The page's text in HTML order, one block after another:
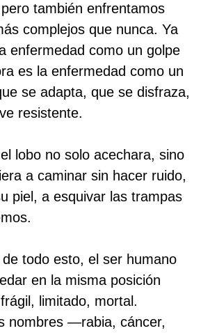
también enfrentamos
complejos que nunca. Ya
enfermedad como un golpe
es la enfermedad como un
se adapta, que se disfraza,
resistente.
lobo no solo acechara, sino
a caminar sin hacer ruido,
piel, a esquivar las trampas
todo esto, el ser humano
en la misma posición
limitado, mortal.
nombres —rabia, cáncer,